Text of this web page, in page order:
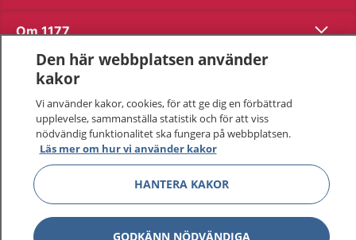
Om 1177 Visa
Kontakt
Behandling av personuppgifter
Hantering av kakor
Inställningar för kakor
Den här webbplatsen använder
kakor
Vi använder kakor, cookies, för att ge dig en förbättrad
upplevelse, sammanställa statistik och för att viss
nödvändig funktionalitet ska fungera på webbplatsen.
Läs mer om hur vi använder kakor
HANTERA KAKOR
GODKÄNN NÖDVÄNDIGA